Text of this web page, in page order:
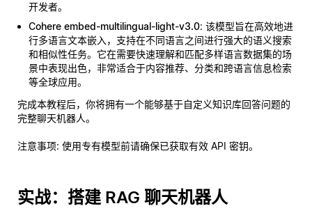
开发者。
Cohere embed-multilingual-light-v3.0: 该模型旨在高效地进
行多语言文本嵌入，支持在不同语言之间进行强大的语义搜索
和相似性任务。它在需要快速理解和匹配多样语言数据集的场
景中表现出色，非常适合于内容推荐、分类和跨语言信息检索
等全球应用。
完成本教程后，你将拥有一个能够基于自定义知识库回答问题的
完整聊天机器人。
注意事项: 使用专有模型前请确保已获取有效 API 密钥。
实战：搭建 RAG 聊天机器人